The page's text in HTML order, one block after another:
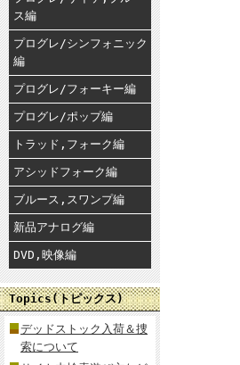
ス編
プログレ/シンフォニック
編
プログレ/フォーキー編
プログレ/ポップ編
トラッド,フォーク編
アシッドフォーク編
ブルース,スワンプ編
新品アナログ編
DVD,映像編
Topics(トピックス)
デッドストック入荷＆捜
索について